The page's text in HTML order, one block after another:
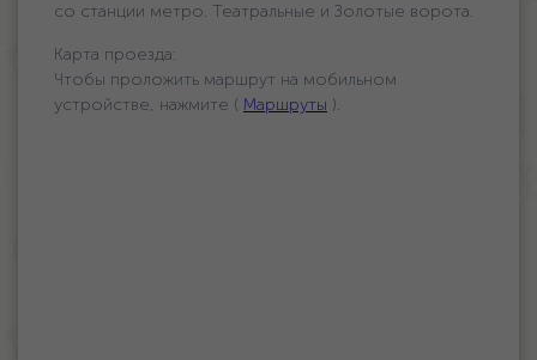
со станции метро. Театральные и Золотые ворота.
Карта проезда:
Чтобы проложить маршрут на мобильном
устройстве, нажмите ( Маршруты ).